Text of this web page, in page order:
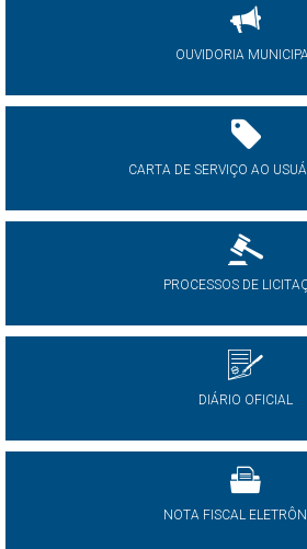
OUVIDORIA
CARTA DE SERVIÇO AO
PROCESSOS DE
DIÁRIO OFICIAL
NOTA FISCAL